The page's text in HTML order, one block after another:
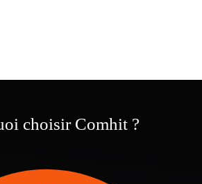
choisir Comhit ?